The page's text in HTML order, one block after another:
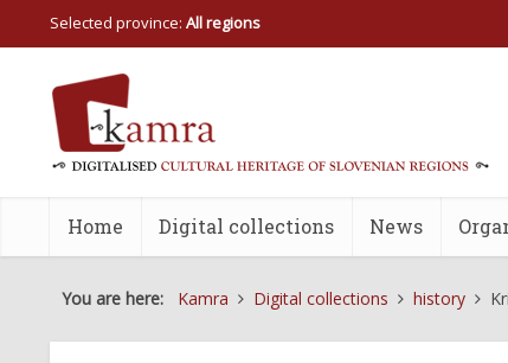
Selected province: All regions
Home Digital collections News
You are here: Kamra Digital collections history